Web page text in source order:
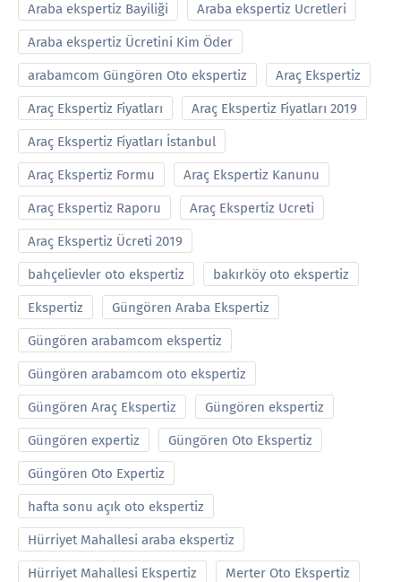
Araba ekspertiz Bayiliği Araba ekspertiz Ucretleri
Araba ekspertiz Ücretini Kim Öder
arabamcom Güngören Oto ekspertiz Araç Ekspertiz
Araç Ekspertiz Fiyatları Araç Ekspertiz Fiyatları 2019
Araç Ekspertiz Fiyatları İstanbul
Araç Ekspertiz Formu Araç Ekspertiz Kanunu
Araç Ekspertiz Raporu Araç Ekspertiz Ucreti
Araç Ekspertiz Ücreti 2019
bahçelievler oto ekspertiz bakırköy oto ekspertiz
Ekspertiz Güngören Araba Ekspertiz
Güngören arabamcom ekspertiz
Güngören arabamcom oto ekspertiz
Güngören Araç Ekspertiz Güngören ekspertiz
Güngören expertiz Güngören Oto Ekspertiz
Güngören Oto Expertiz
hafta sonu açık oto ekspertiz
Hürriyet Mahallesi araba ekspertiz
Hürriyet Mahallesi Ekspertiz Merter Oto Ekspertiz